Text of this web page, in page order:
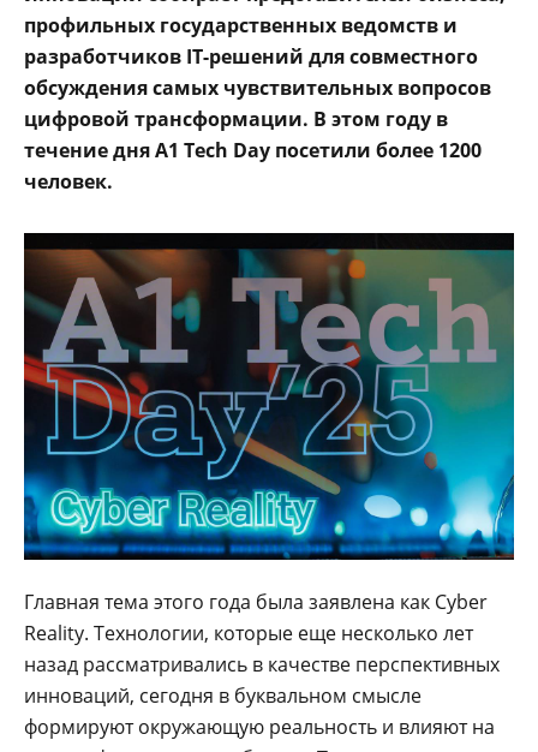
профильных государственных ведомств и
разработчиков IT-решений для совместного
обсуждения самых чувствительных вопросов
цифровой трансформации. В этом году в
течение дня A1 Tech Day посетили более 1200
человек.
Главная тема этого года была заявлена как Cyber
Reality. Технологии, которые еще несколько лет
назад рассматривались в качестве перспективных
инноваций, сегодня в буквальном смысле
формируют окружающую реальность и влияют на